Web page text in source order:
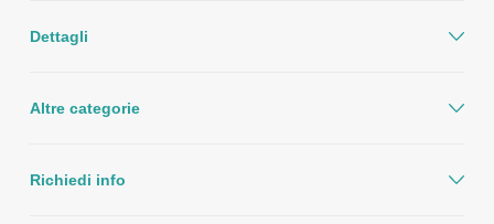
Dettagli
Altre categorie
Richiedi info